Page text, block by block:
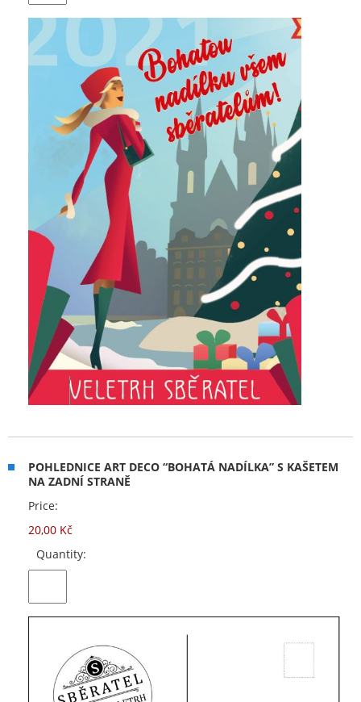
POHLEDNICE ART DECO “BOHATÁ NADÍLKA” S KAŠETEM
NA ZADNÍ STRANĚ
Price:
20,00 Kč
Quantity: